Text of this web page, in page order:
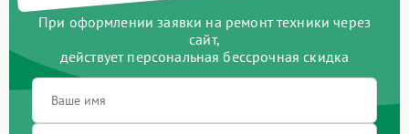
При оформлении заявки на ремонт техники через
сайт,
действует персональная бессрочная скидка